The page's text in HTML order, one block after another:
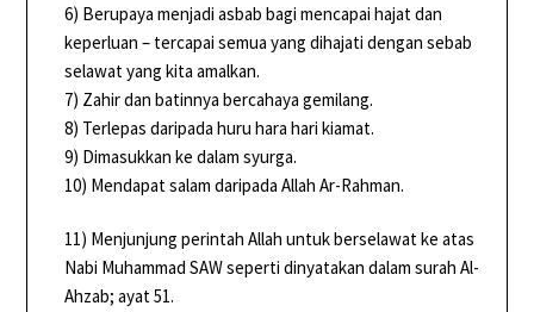
6) Berupaya menjadi asbab bagi mencapai hajat dan
keperluan – tercapai semua yang dihajati dengan sebab
selawat yang kita amalkan.
7) Zahir dan batinnya bercahaya gemilang.
8) Terlepas daripada huru hara hari kiamat.
9) Dimasukkan ke dalam syurga.
10) Mendapat salam daripada Allah Ar-Rahman.
11) Menjunjung perintah Allah untuk berselawat ke atas
Nabi Muhammad SAW seperti dinyatakan dalam surah Al-
Ahzab; ayat 51.